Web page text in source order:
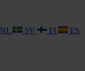
NL SV FI
ES